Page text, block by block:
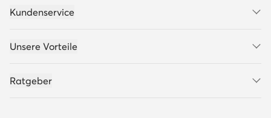
Kundenservice
Unsere Vorteile
Ratgeber